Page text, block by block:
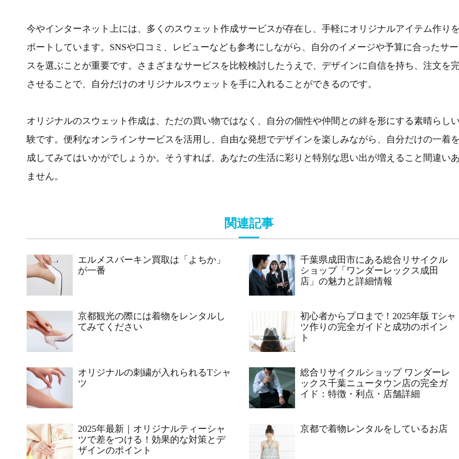
今やインターネット上には、多くのスウェット作成サービスが存在し、手軽にオリジナルアイテム作り
ポートしています。SNSや口コミ、レビューなども参考にしながら、自分のイメージや予算に合ったサ
スを選ぶことが重要です。さまざまなサービスを比較検討したうえで、デザインに自信を持ち、注文を
させることで、自分だけのオリジナルスウェットを手に入れることができるのです。
オリジナルのスウェット作成は、ただの買い物ではなく、自分の個性や仲間との絆を形にする素晴らし
験です。便利なオンラインサービスを活用し、自由な発想でデザインを楽しみながら、自分だけの一着
成してみてはいかがでしょうか。そうすれば、あなたの生活に彩りと特別な思い出が増えること間違い
ません。
関連記事
エルメスバーキン買取は「よちか」
が一番
千葉県成田市にある総合リサイクル
ショップ「ワンダーレックス成田
店」の魅力と詳細情報
京都観光の際には着物をレンタルし
てみてください
初心者からプロまで！2025年版 Tシャ
ツ作りの完全ガイドと成功のポイン
ト
オリジナルの刺繍が入れられるTシャ
ツ
総合リサイクルショップ ワンダーレ
ックス千葉ニュータウン店の完全ガ
イド：特徴・利点・店舗詳細
2025年最新｜オリジナルティーシャ
ツで差をつける！効果的な対策とデ
ザインのポイント
京都で着物レンタルをしているお店